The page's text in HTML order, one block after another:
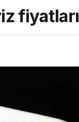
fiyatları